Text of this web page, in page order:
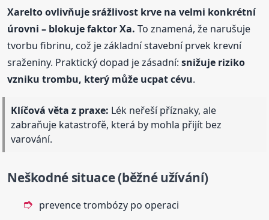
Xarelto ovlivňuje srážlivost krve na velmi konkrétní
úrovni – blokuje faktor Xa. To znamená, že narušuje
tvorbu fibrinu, což je základní stavební prvek krevní
sraženiny. Praktický dopad je zásadní:snižuje riziko
vzniku trombu, který může ucpat cévu.
Klíčová věta z praxe: Lék neřeší příznaky, ale
zabraňuje katastrofě, která by mohla přijít bez
varování.
Neškodné situace (běžné užívání)
prevence trombózy po operaci